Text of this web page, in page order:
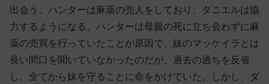
出会う。ハンターは麻薬の売人をしており、ダニエルは協
力するようになる。ハンターは母親の死に立ち会わずに麻
薬の売買を行っていたことが原因で、妹のマッケイラとは
長い間口を聞いていなかったのだが、過去の過ちを反省
し、全てから妹を守ることに命をかけていた。しかし、ダ